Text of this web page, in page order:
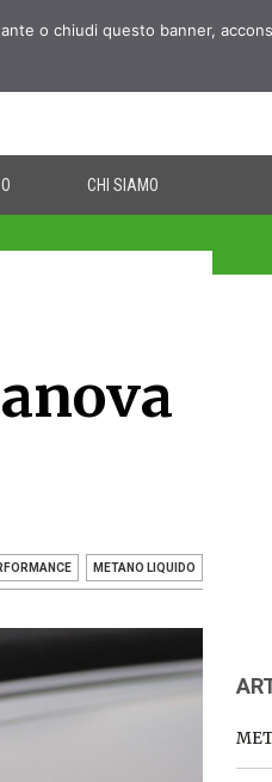
CHI SIAMO
METANO LIQUIDO
o chiudi questo banner,